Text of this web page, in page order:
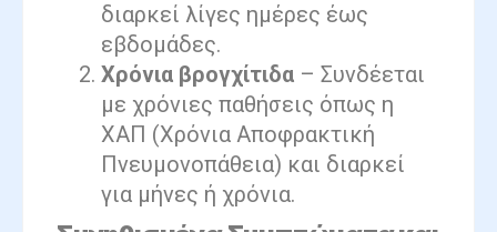
διαρκεί λίγες ημέρες έως
εβδομάδες.
Χρόνια βρογχίτιδα – Συνδέεται
με χρόνιες παθήσεις όπως η
ΧΑΠ (Χρόνια Αποφρακτική
Πνευμονοπάθεια) και διαρκεί
για μήνες ή χρόνια.